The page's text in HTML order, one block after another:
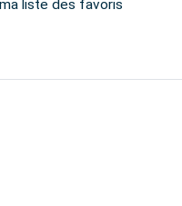
liste des favoris